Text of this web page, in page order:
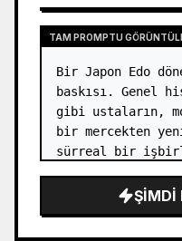
TAM PROMPTU
Bir Japon Edo
baskısı. Genel
gibi ustaların,
bir mercekten
sürreal bir
ŞIMDI